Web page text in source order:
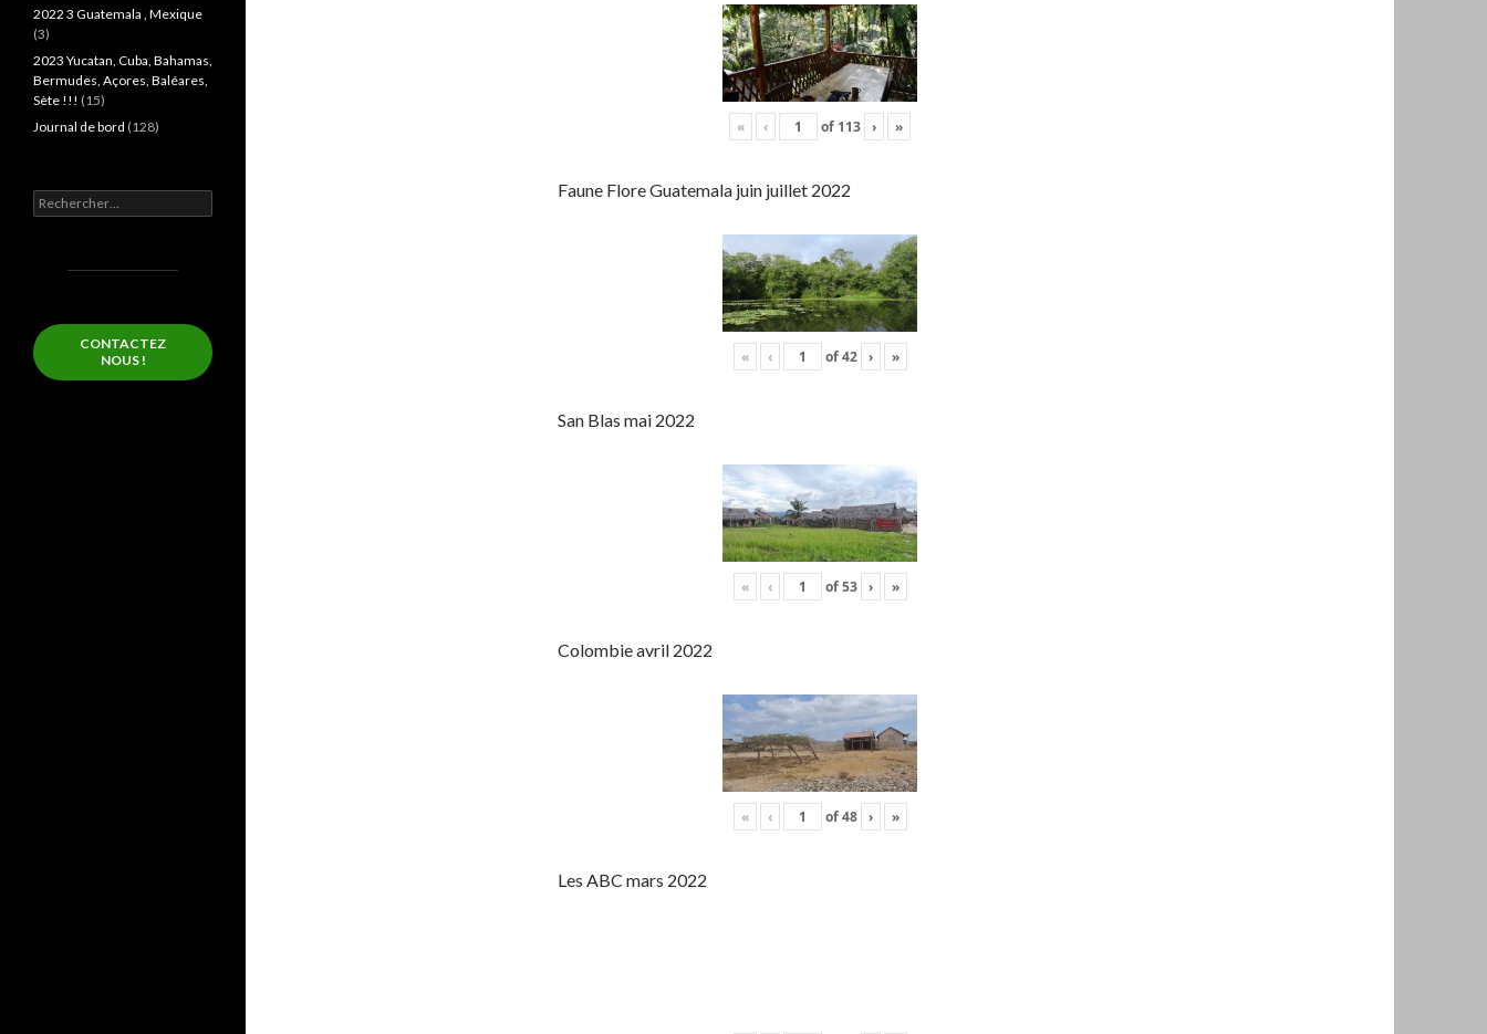
« ‹ of 113 › »
Faune Flore Guatemala juin juillet 2022
« ‹ of42 › »
San Blas mai 2022
« ‹ of53 › »
Colombie avril 2022
« ‹ of48 › »
Les ABC mars 2022
2022 3 Guatemala , Mexique
(3)
2023 Yucatan, Cuba, Bahamas,
Bermudes, Açores, Baléares,
Sète !!! (15)
Journal de bord (128)
Rechercher :
CONTACTEZ
NOUS !